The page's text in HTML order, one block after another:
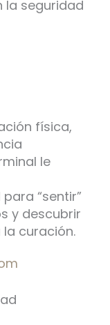
la seguridad
física,
le
“sentir”
y descubrir
curación.